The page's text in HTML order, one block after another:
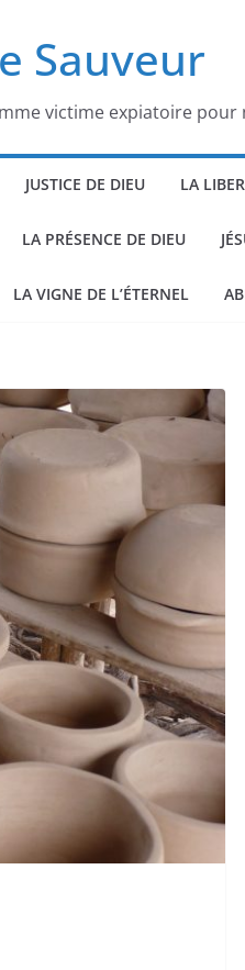
Sauveur
victime expiatoire pour
JUSTICE DE DIEU LA
LA PRÉSENCE DE DIEU
LA VIGNE DE L’ÉTERNEL